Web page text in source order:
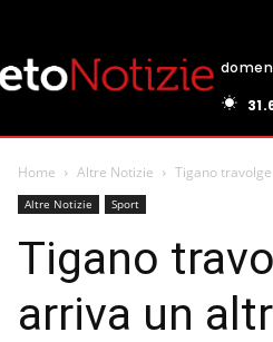
Home Altre Notizie Tigano
Altre Notizie Sport
Tigano
arriva un